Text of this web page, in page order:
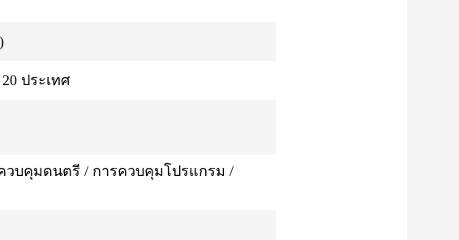
ประเทศ
วบคุมดนตรี / การควบคุมโปรแกรม /